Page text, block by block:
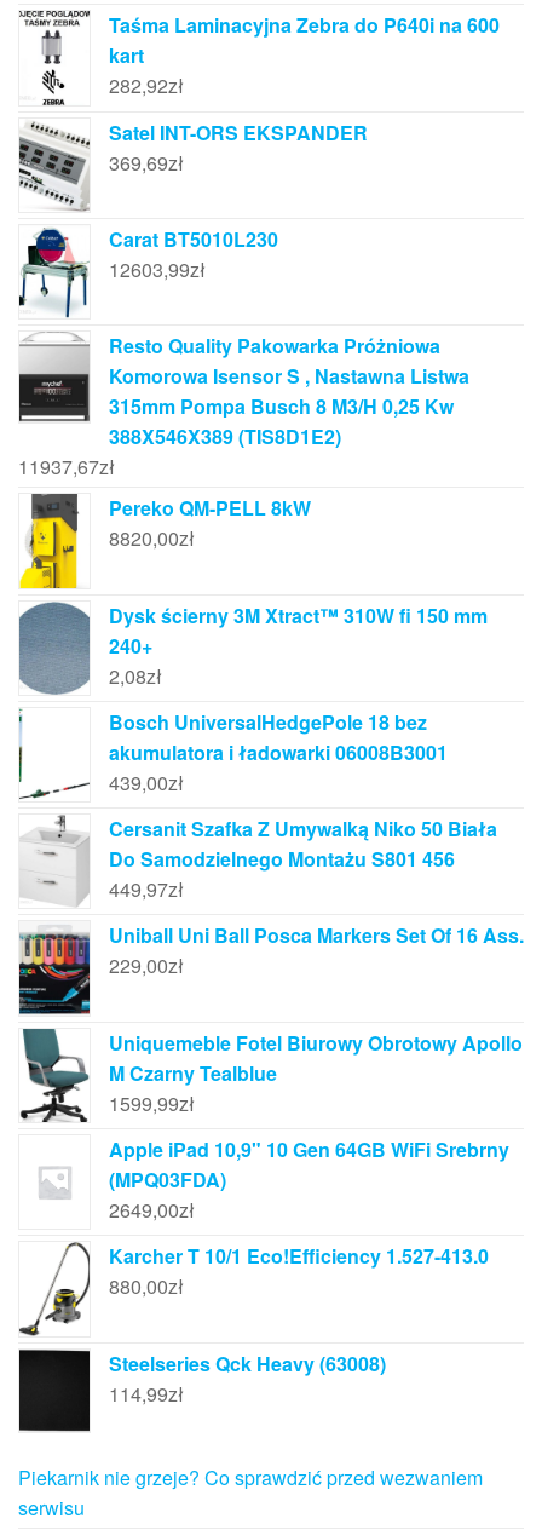
Taśma Laminacyjna Zebra do P640i na 600
kart
282,92zł
Satel INT-ORS EKSPANDER
369,69zł
Carat BT5010L230
12603,99zł
Resto Quality Pakowarka Próżniowa
Komorowa Isensor S , Nastawna Listwa
315mm Pompa Busch 8 M3/H 0,25 Kw
388X546X389 (TIS8D1E2)
11937,67zł
Pereko QM-PELL 8kW
8820,00zł
Dysk ścierny 3M Xtract™ 310W fi 150 mm
240+
2,08zł
Bosch UniversalHedgePole 18 bez
akumulatora i ładowarki 06008B3001
439,00zł
Cersanit Szafka Z Umywalką Niko 50 Biała
Do Samodzielnego Montażu S801 456
449,97zł
Uniball Uni Ball Posca Markers Set Of 16 Ass.
229,00zł
Uniquemeble Fotel Biurowy Obrotowy Apollo
M Czarny Tealblue
1599,99zł
Apple iPad 10,9" 10 Gen 64GB WiFi Srebrny
(MPQ03FDA)
2649,00zł
Karcher T 10/1 Eco!Efficiency 1.527-413.0
880,00zł
Steelseries Qck Heavy (63008)
114,99zł
Piekarnik nie grzeje? Co sprawdzić przed wezwaniem
serwisu